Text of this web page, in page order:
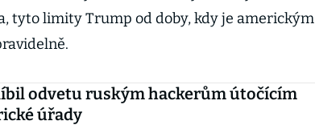
tyto limity Trump od doby, kdy je americkým
odvetu ruským hackerům útočícím
úřady